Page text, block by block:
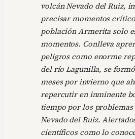
volcán Nevado del Ruiz,
precisar momentos
población Armerita solo
momentos. Conlleva
peligros como enorme
del río Lagunilla, se
meses por invierno que
repercutir en inminente
tiempo por los problemas
Nevado del Ruiz.
científicos como lo